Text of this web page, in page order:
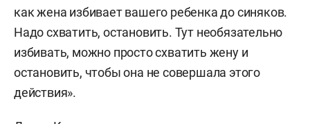
как жена избивает вашего ребенка до синяков.
Надо схватить, остановить. Тут необязательно
избивать, можно просто схватить жену и
остановить, чтобы она не совершала этого
действия».